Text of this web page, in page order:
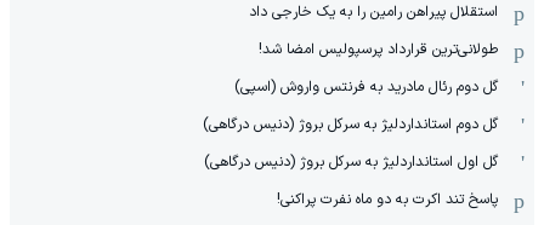
استقلال پیراهن رامین را به یک خارجی داد
طولانی‌ترین قرارداد پرسپولیس امضا شد!
گل دوم رئال مادرید به فرنتس واروش (اسپی)
گل دوم استانداردلیژ به سرکل بروژ (دنیس درگاهی)
گل اول استانداردلیژ به سرکل بروژ (دنیس درگاهی)
پاسخ تند اکرت به دو ماه نفرت پراکنی!